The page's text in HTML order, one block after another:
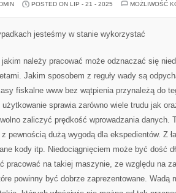
POSTED ON LIP - 21 - 2025
MOŻLIWOŚĆ
jesteśmy w stanie wykorzystać
należy pracować może odznaczać się
Jakim sposobem z reguły wady są
fiskalne www bez wątpienia przynależą do
sprawia zarówno wiele trudu jak
zaliczyć prędkość wprowadzania danych.
pewnością dużą wygodą dla ekspedientów. Z
kody itp. Niedociągnięciem może być dość
pracować na takiej maszynie, ze względu na
powinny być dobrze zaprezentowane. Wadą